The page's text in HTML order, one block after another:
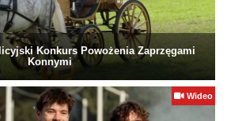
Konkurs Powożenia Zaprzęgami
Konnymi
Wideo